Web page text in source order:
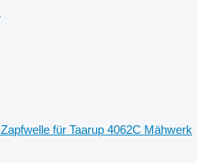
Zapfwelle für Taarup 4062C Mähwerk